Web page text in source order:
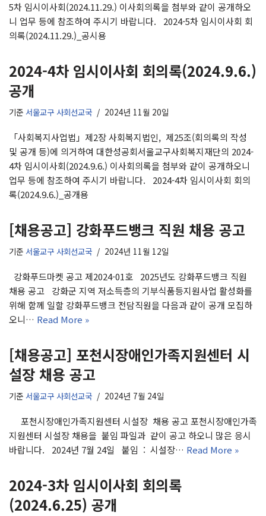
5차 임시이사회(2024.11.29.) 이사회의록을 첨부와 같이 공개하오
니 업무 등에 참조하여 주시기 바랍니다. 2024-5차 임시이사회 회
의록(2024.11.29.)_공시용
2024-4차 임시이사회 회의록(2024.9.6.)
공개
기준 서울교구 사회선교국 2024년 11월 20일
「사회복지사업법」제2장 사회복지법인, 제25조(회의록의 작성
및 공개 등)에 의거하여 대한성공회서울교구사회복지재단의 2024-
4차 임시이사회(2024.9.6.) 이사회의록을 첨부와 같이 공개하오니
업무 등에 참조하여 주시기 바랍니다. 2024-4차 임시이사회 회의
록(2024.9.6.)_공개용
[채용공고] 강화푸드뱅크 직원 채용 공고
기준 서울교구 사회선교국 2024년 11월 12일
강화푸드마켓 공고 제2024-01호 2025년도 강화푸드뱅크 직원
채용 공고 강화군 지역 저소득층의 기부식품등지원사업 활성화를
위해 함께 일할 강화푸드뱅크 전담직원을 다음과 같이 공개 모집하
오니… Read More »
[채용공고] 포천시장애인가족지원센터 시
설장 채용 공고
기준 서울교구 사회선교국 2024년 7월 24일
포천시장애인가족지원센터 시설장 채용 공고 포천시장애인가족
지원센터 시설장 채용을 붙임 파일과 같이 공고 하오니 많은 응시
바랍니다. 2024년 7월 24일 붙임 : 시설장… Read More »
2024-3차 임시이사회 회의록
(2024.6.25) 공개